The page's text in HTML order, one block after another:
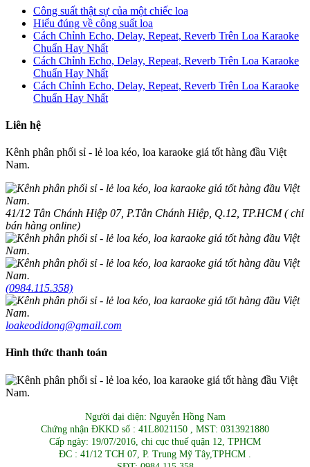
Công suất thật sự của một chiếc loa
Hiểu đúng về công suất loa
Cách Chỉnh Echo, Delay, Repeat, Reverb Trên Loa Karaoke
Chuẩn Hay Nhất
Cách Chỉnh Echo, Delay, Repeat, Reverb Trên Loa Karaoke
Chuẩn Hay Nhất
Cách Chỉnh Echo, Delay, Repeat, Reverb Trên Loa Karaoke
Chuẩn Hay Nhất
Liên hệ
Kênh phân phối sỉ - lẻ loa kéo, loa karaoke giá tốt hàng đầu Việt
Nam.
41/12 Tân Chánh Hiệp 07, P.Tân Chánh Hiệp, Q.12, TP.HCM ( chỉ
bán hàng online)
(0984.115.358)
loakeodidong@gmail.com
Hình thức thanh toán
Người đại diện: Nguyễn Hồng Nam
Chứng nhận ĐKKD số : 41L8021150 , MST: 0313921880
Cấp ngày: 19/07/2016, chi cục thuế quận 12, TPHCM
ĐC : 41/12 TCH 07, P. Trung Mỹ Tây,TPHCM .